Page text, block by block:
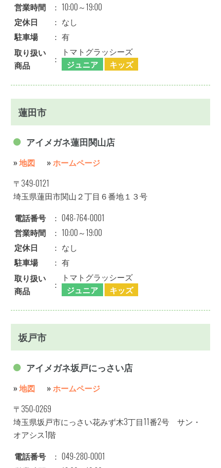
営業時間
： 10:00～19:00
定休日
： なし
駐車場
： 有
取り扱い
商品
：
トマトグラッシーズ
ジュニア
キッズ
蓮田市
アイメガネ蓮田関山店
»地図 »ホームページ
〒349-0121
埼玉県蓮田市関山２丁目６番地１３号
電話番号
： 048-764-0001
営業時間
： 10:00～19:00
定休日
： なし
駐車場
： 有
取り扱い
商品
：
トマトグラッシーズ
ジュニア
キッズ
坂戸市
アイメガネ坂戸にっさい店
»地図 »ホームページ
〒350-0269
埼玉県坂戸市にっさい花みず木3丁目11番2号 サン・
オアシス1階
電話番号
： 049-280-0001